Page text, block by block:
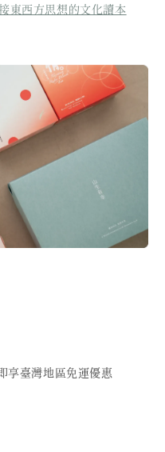
東西方思想的文化讀本
臺灣地區免運優惠